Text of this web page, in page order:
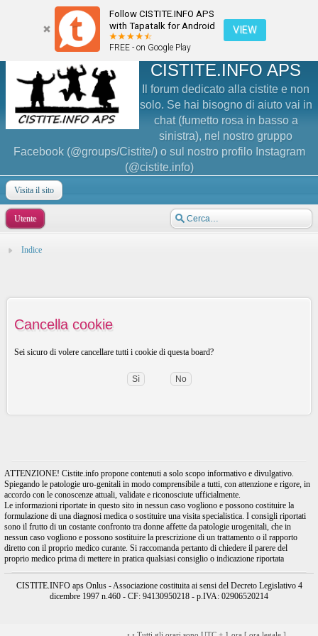
Follow CISTITE.INFO APS
with Tapatalk for Android
FREE - on Google Play
VIEW
CISTITE.INFO APS
Il forum dedicato alla cistite e non
solo. Se hai bisogno di aiuto vai in
chat (fumetto rosa in basso a
sinistra), nel nostro gruppo
Facebook (@groups/Cistite/) o sul nostro profilo Instagram
(@cistite.info)
Visita il sito
Utente
Indice
Cancella cookie
Sei sicuro di volere cancellare tutti i cookie di questa board?
ATTENZIONE! Cistite.info propone contenuti a solo scopo informativo e divulgativo.
Spiegando le patologie uro-genitali in modo comprensibile a tutti, con attenzione e rigore, in
accordo con le conoscenze attuali, validate e riconosciute ufficialmente.
Le informazioni riportate in questo sito in nessun caso vogliono e possono costituire la
formulazione di una diagnosi medica o sostituire una visita specialistica. I consigli riportati
sono il frutto di un costante confronto tra donne affette da patologie urogenitali, che in
nessun caso vogliono e possono sostituire la prescrizione di un trattamento o il rapporto
diretto con il proprio medico curante. Si raccomanda pertanto di chiedere il parere del
proprio medico prima di mettere in pratica qualsiasi consiglio o indicazione riportata
CISTITE.INFO aps Onlus - Associazione costituita ai sensi del Decreto Legislativo 4
dicembre 1997 n.460 - CF: 94130950218 - p.IVA: 02906520214